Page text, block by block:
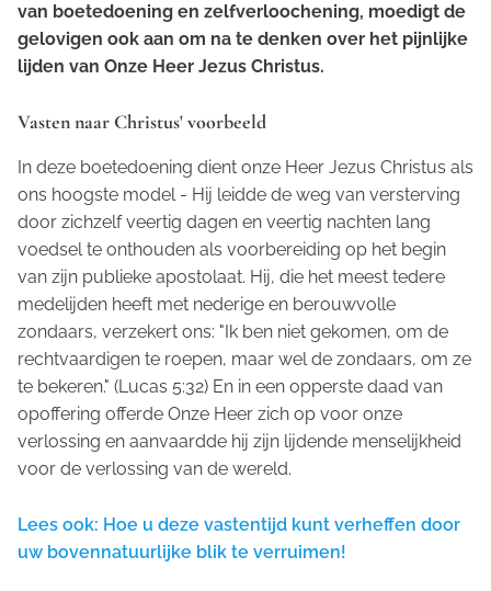
van boetedoening en zelfverloochening, moedigt de
gelovigen ook aan om na te denken over het pijnlijke
lijden van Onze Heer Jezus Christus.
Vasten naar Christus' voorbeeld
In deze boetedoening dient onze Heer Jezus Christus als
ons hoogste model - Hij leidde de weg van versterving
door zichzelf veertig dagen en veertig nachten lang
voedsel te onthouden als voorbereiding op het begin
van zijn publieke apostolaat. Hij, die het meest tedere
medelijden heeft met nederige en berouwvolle
zondaars, verzekert ons: "Ik ben niet gekomen, om de
rechtvaardigen te roepen, maar wel de zondaars, om ze
te bekeren." (Lucas 5:32) En in een opperste daad van
opoffering offerde Onze Heer zich op voor onze
verlossing en aanvaardde hij zijn lijdende menselijkheid
voor de verlossing van de wereld.
Lees ook: Hoe u deze vastentijd kunt verheffen door
uw bovennatuurlijke blik te verruimen!